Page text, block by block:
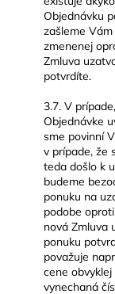
Objednávku
zašleme
zmenenej
Zmluva
potvrdíte.
3.7. V
Objednávke
sme povinní
v prípade, že
teda došlo k
budeme
ponuku na
podobe
nová Zmluva
ponuku
považuje
cene
vynechaná